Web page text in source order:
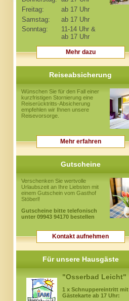
Freitag:
ab 17 Uhr
Samstag:
ab 17 Uhr
Sonntag:
11-14 Uhr &
ab 17 Uhr
Mehr dazu
Reiseabsicherung
Wünschen Sie für den Fall einer
kurzfristigen Stornierung eine
Reiserücktritts-Absicherung
empfehlen wir Ihnen unsere
Reisevorsorge.
Mehr erfahren
Gutscheine
Verschenken Sie wertvolle
Urlaubszeit an Ihre Liebsten mit
einem Gutschein vom Gasthof
Stöberl!
Gutscheine bitte telefonisch
unter 09943 94170 bestellen
Kontakt aufnehmen
Für unsere Hausgäste
"Osserbad Leicht"
1 x Schnuppereintritt mit
Gästekarte ab 17 Uhr: